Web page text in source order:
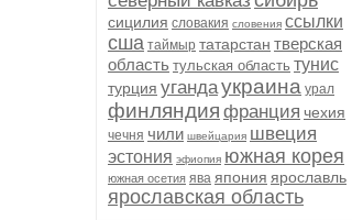
сицилия словакия словения ссылки
сша таймыр татарстан тверская
область тульская область тунис
турция угандаукраина урал
финляндия франция чехия
чечня чили швейцария швеция
эстония эфиопия южная корея
южная осетия ява япония ярославль
ярославская область